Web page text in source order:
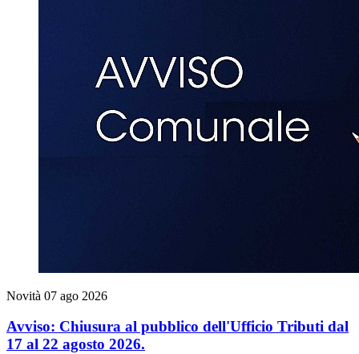
Novità 07 ago 2026
Avviso: Chiusura al pubblico dell'Ufficio Tributi dal
17 al 22 agosto 2026.